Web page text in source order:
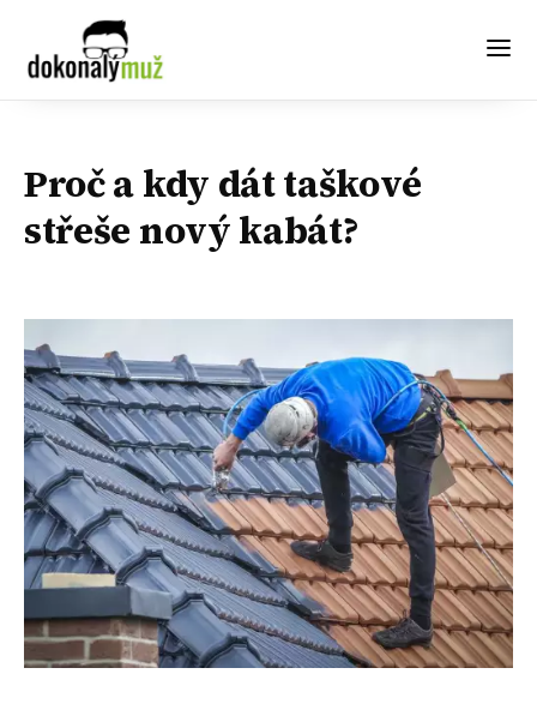
Proč a kdy dát taškové
střeše nový kabát?